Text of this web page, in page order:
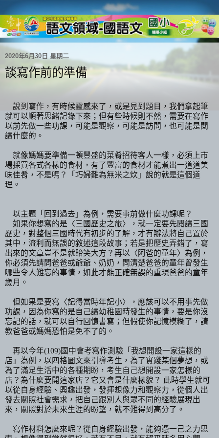
2020年6月30日 星期二
談寫作前的準備
說到寫作，有時候靈感來了，或是見到題目，我們拿起筆
就可以順著思緒記錄下來；但有些時候則不然，需要在寫作
以前先做一些功課，可能是觀察，可能是訪問，也可能是閱
讀什麼的。
就像媽媽要準備一頓豐盛的菜肴招待客人一樣，必須上市
場採買各式各樣的食材，有了豐富的食材才能煮出一道道美
味佳肴，不是嗎？「巧婦難為無米之炊」說的就是這個道
理。
以主題「回到過去」為例，需要事前做什麼功課呢？
如果你想寫的是〈三國歷史之旅〉，就一定要先閱讀三國
歷史，對整個三國時代有初步的了解，才有辦法將自己置於
其中，流利而無誤的敘述這段故事；若是把歷史弄錯了，寫
出來的文章豈不是就貽笑大方？再以〈阿爸的童年〉為例，
你必須先請問爸爸或爺爺、奶奶，問清楚爸爸的童年曾發生
哪些令人難忘的事情，如此才能正確無誤的重現爸爸的童年
歲月。
但如果是要寫〈記得當時年記小〉，應該可以不用事先做
功課，因為你寫的是自己讀幼稚園時發生的事情，要是你沒
忘記的話，就可以自行回憶書寫；但假使你記憶模糊了，請
教爸爸或媽媽恐怕是免不了的。
再以今年(109)國中會考寫作測驗「我想開設一家這樣的
店」為例，以四格圖文來引導考生，為了實踐某個夢想，或
為了滿足生活中的各種期盼，考生自己想開設一家怎樣的
店？為什麼要開這家店？它又會是什麼樣貌？ 此時學生就可
以從自身經驗、興趣出發，發揮想像力和觀察力，從個人出
發去關照社會需求，把自己跟別人與眾不同的經驗展現出
來，關照對於未來生涯的盼望，就不難得到高分了。
寫作材料怎麼來呢？從自身經驗出發，能夠憑一己之力思